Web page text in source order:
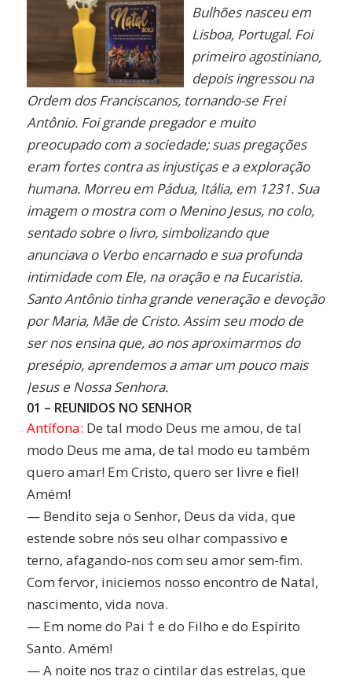
Bulhões nasceu em
Lisboa, Portugal. Foi
primeiro agostiniano,
depois ingressou na
Ordem dos Franciscanos, tornando-se Frei
Antônio. Foi grande pregador e muito
preocupado com a sociedade; suas pregações
eram fortes contra as injustiças e a exploração
humana. Morreu em Pádua, Itália, em 1231. Sua
imagem o mostra com o Menino Jesus, no colo,
sentado sobre o livro, simbolizando que
anunciava o Verbo encarnado e sua profunda
intimidade com Ele, na oração e na Eucaristia.
Santo Antônio tinha grande veneração e devoção
por Maria, Mãe de Cristo. Assim seu modo de
ser nos ensina que, ao nos aproximarmos do
presépio, aprendemos a amar um pouco mais
Jesus e Nossa Senhora.
01 – REUNIDOS NO SENHOR
Antífona: De tal modo Deus me amou, de tal
modo Deus me ama, de tal modo eu também
quero amar! Em Cristo, quero ser livre e fiel!
Amém!
— Bendito seja o Senhor, Deus da vida, que
estende sobre nós seu olhar compassivo e
terno, afagando-nos com seu amor sem-fim.
Com fervor, iniciemos nosso encontro de Natal,
nascimento, vida nova.
— Em nome do Pai † e do Filho e do Espírito
Santo. Amém!
— A noite nos traz o cintilar das estrelas, que